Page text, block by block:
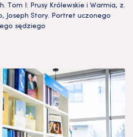
Tom I: Prusy Królewskie i Warmia, z.
Joseph Story. Portret uczonego
sędziego